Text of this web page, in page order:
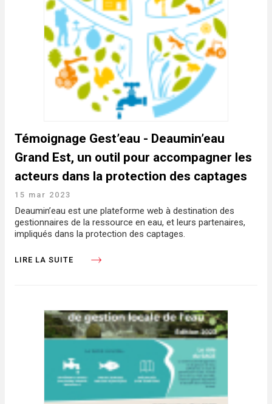
Témoignage Gest’eau - Deaumin’eau
Grand Est, un outil pour accompagner les
acteurs dans la protection des captages
15 mar 2023
Deaumin’eau est une plateforme web à destination des
gestionnaires de la ressource en eau, et leurs partenaires,
impliqués dans la protection des captages.
LIRE LA SUITE